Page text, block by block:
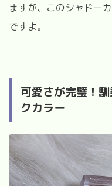
ますが、このシャドー
ですよ。
可愛さが完璧！
クカラー